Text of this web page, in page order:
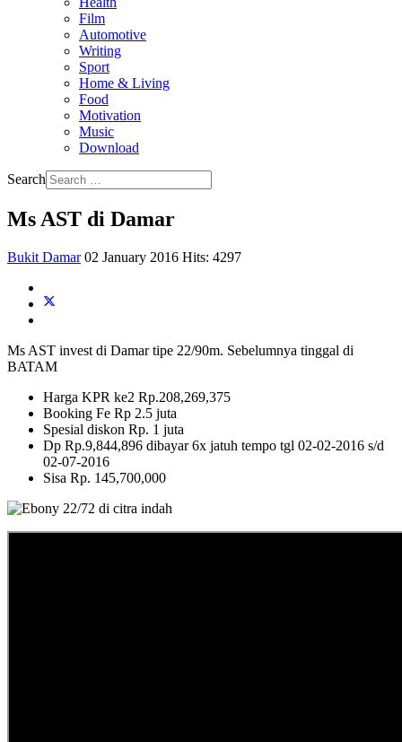
Film
Automotive
Writing
Sport
Home & Living
Food
Motivation
Music
Download
Search
Ms AST di Damar
Bukit Damar 02 January 2016 Hits: 4297
Ms AST invest di Damar tipe 22/90m. Sebelumnya tinggal di
BATAM
Harga KPR ke2 Rp.208,269,375
Booking Fe Rp 2.5 juta
Spesial diskon Rp. 1 juta
Dp Rp.9,844,896 dibayar 6x jatuh tempo tgl 02-02-2016 s/d
02-07-2016
Sisa Rp. 145,700,000